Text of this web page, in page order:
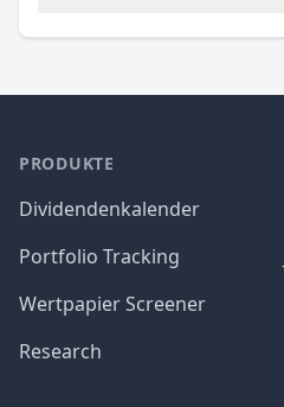
PRODUKTE
Dividendenkalender
Portfolio Tracking
Wertpapier Screener
Research